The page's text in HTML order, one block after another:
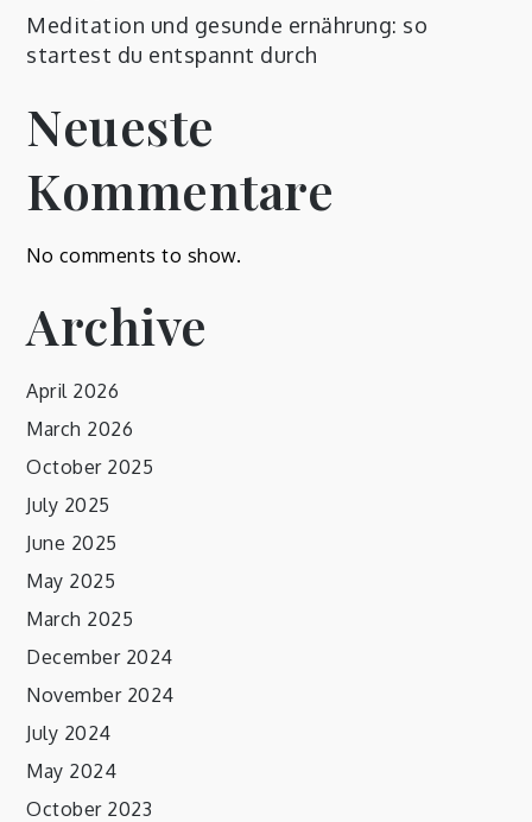
Meditation und gesunde ernährung: so
startest du entspannt durch
Neueste
Kommentare
No comments to show.
Archive
April 2026
March 2026
October 2025
July 2025
June 2025
May 2025
March 2025
December 2024
November 2024
July 2024
May 2024
October 2023